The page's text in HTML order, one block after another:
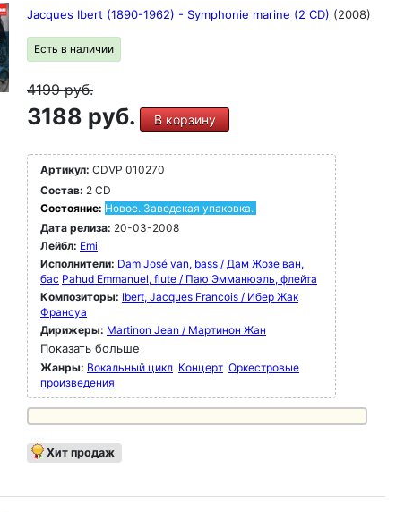
Jacques Ibert (1890-1962) - Symphonie marine (2 CD) (2008)
Есть в наличии
4199руб.
3188 руб. В корзину
Артикул: CDVP 010270
Состав: 2 CD
Состояние: Новое. Заводская упаковка.
Дата релиза: 20-03-2008
Лейбл: Emi
Исполнители: Dam José van, bass / Дам Жозе ван,
бас Pahud Emmanuel, flute / Паю Эмманюэль, флейта
Композиторы: Ibert, Jacques Francois / Ибер Жак
Франсуа
Дирижеры: Martinon Jean / Мартинон Жан
Показать больше
Жанры: Вокальный цикл Концерт Оркестровые
произведения
Хит продаж